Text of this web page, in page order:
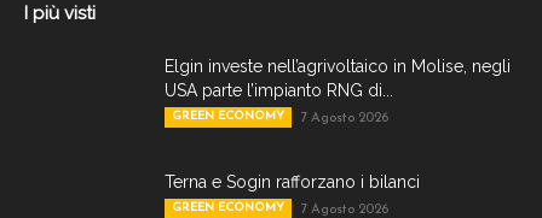
I più visti
Elgin investe nell’agrivoltaico in Molise, negli
USA parte l’impianto RNG di...
GREEN ECONOMY 7 Agosto 2026
Terna e Sogin rafforzano i bilanci
GREEN ECONOMY 7 Agosto 2026